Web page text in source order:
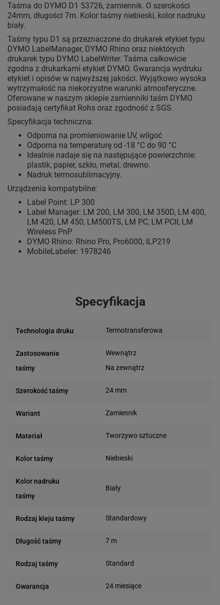
Taśma do DYMO D1 53726, zamiennik. O szerokości
24mm, długości 7m. Kolor taśmy niebieski, kolor nadruku
biały.
Taśmy typu D1 są przeznaczone do drukarek etykiet typu
DYMO LabelManager, DYMO Rhino oraz niektórych
drukarek typu DYMO LabelWriter. Taśma całkowicie
zgodna z drukarkami etykiet DYMO. Gwarancja wydruku
etykiet i opisów w najwyższej jakości. Wyjątkowo wysoka
wytrzymałość na niekorzystne warunki atmosferyczne.
Oferowane w naszym sklepie zamienniki taśm DYMO
posiadają certyfikat Rohs oraz zgodność z SGS.
Specyfikacja techniczna:
Odporna na promieniowanie UV, wilgoć
Odporna na temperaturę od -18 °C do 90 °C
Idealnie nadaje się na następujące powierzchnie:
plastik, papier, szkło, metal, drewno.
Nadruk termosublimacyjny.
Urządzenia kompatybilne:
Label Point: LP 300
Label Manager: LM 200, LM 300, LM 350D, LM 400,
LM 420, LM 450, LM500TS, LM PC, LM PCII, LM
Wireless PnP
DYMO Rhino: Rhino Pro, Pro6000, ILP219
MobileLabeler: 1978246
Specyfikacja
Technologia druku Termotransferowa
Zastosowanie
taśmy
Wewnątrz
Na zewnątrz
Szerokość taśmy 24 mm
Wariant Zamiennik
Materiał Tworzywo sztuczne
Kolor taśmy Niebieski
Kolor nadruku
taśmy
Biały
Rodzaj kleju taśmy Standardowy
Długość taśmy 7 m
Rodzaj taśmy Standard
Gwarancja 24 miesiące